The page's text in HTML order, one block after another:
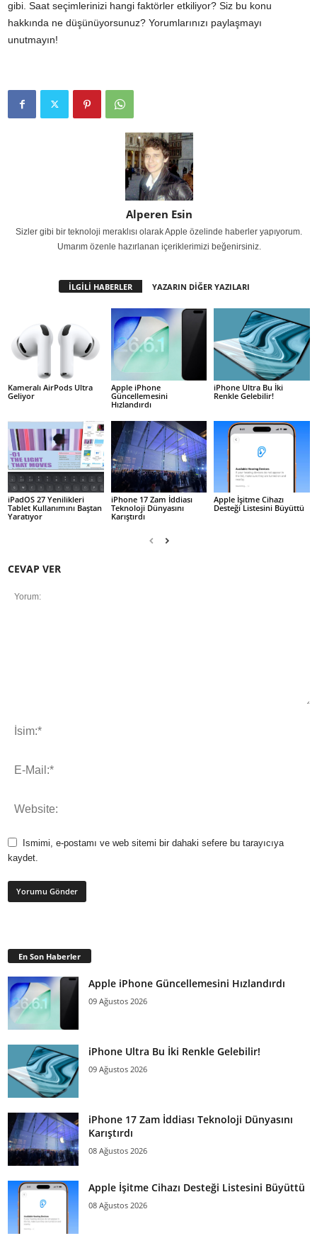
gibi. Saat seçimlerinizi hangi faktörler etkiliyor? Siz bu konu
hakkında ne düşünüyorsunuz? Yorumlarınızı paylaşmayı
unutmayın!
Alperen Esin
Sizler gibi bir teknoloji meraklısı olarak Apple özelinde haberler yapıyorum.
Umarım özenle hazırlanan içeriklerimizi beğenirsiniz.
İLGİLİ HABERLER YAZARIN DİĞER YAZILARI
Kameralı AirPods Ultra
Geliyor
Apple iPhone
Güncellemesini
Hızlandırdı
iPhone Ultra Bu İki
Renkle Gelebilir!
iPadOS 27 Yenilikleri
Tablet Kullanımını Baştan
Yaratıyor
iPhone 17 Zam İddiası
Teknoloji Dünyasını
Karıştırdı
Apple İşitme Cihazı
Desteği Listesini Büyüttü
CEVAP VER
Ismimi, e-postamı ve web sitemi bir dahaki sefere bu tarayıcıya
kaydet.
En Son Haberler
Apple iPhone Güncellemesini Hızlandırdı
09 Ağustos 2026
iPhone Ultra Bu İki Renkle Gelebilir!
09 Ağustos 2026
iPhone 17 Zam İddiası Teknoloji Dünyasını
Karıştırdı
08 Ağustos 2026
Apple İşitme Cihazı Desteği Listesini Büyüttü
08 Ağustos 2026